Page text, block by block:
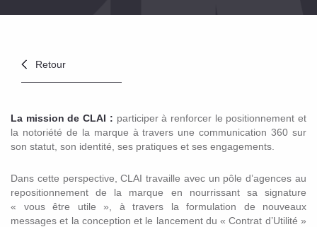
Retour
La mission de CLAI : participer à renforcer le positionnement et
la notoriété de la marque à travers une communication 360 sur
son statut, son identité, ses pratiques et ses engagements.
Dans cette perspective, CLAI travaille avec un pôle d’agences au
repositionnement de la marque en nourrissant sa signature
« vous être utile », à travers la formulation de nouveaux
messages et la conception et le lancement du « Contrat d’Utilité »